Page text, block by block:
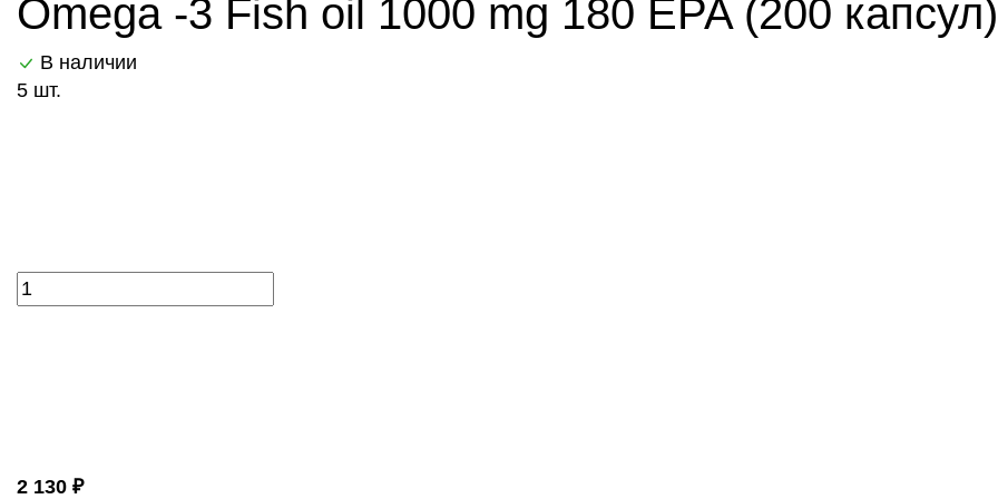
Оmega -3 Fish oil 1000 mg 180 EPA (200
В наличии
5 шт.
2 130 ₽